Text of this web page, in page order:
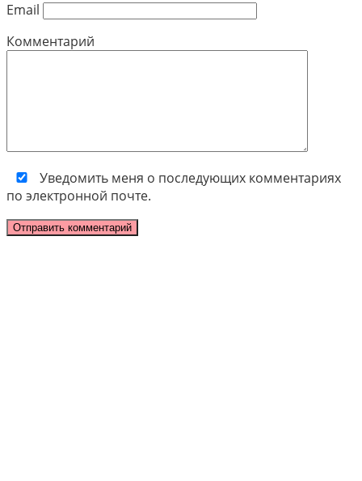
Email
Комментарий
Уведомить меня о последующих комментариях
по электронной почте.